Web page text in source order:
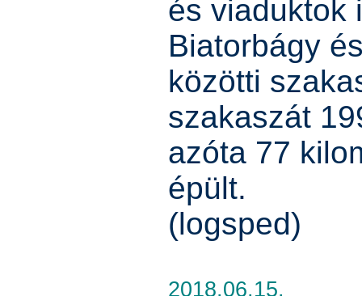
és viaduktok
Biatorbágy
közötti
szakaszát
azóta 77
épült.
(logsped)
2018.06.15.